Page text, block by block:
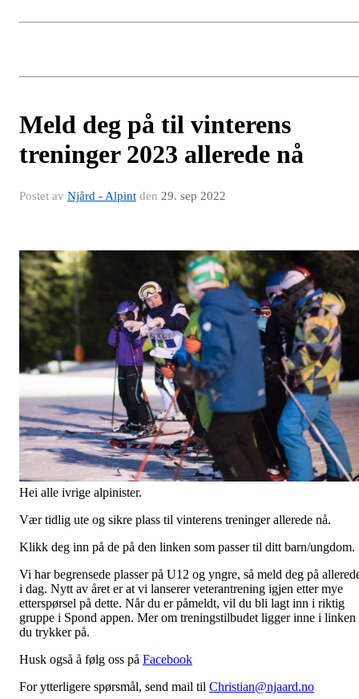
Meld deg på til vinterens
treninger 2023 allerede nå
Postet av Njård - Alpint den 29. sep 2022
Hei alle ivrige alpinister.
Vær tidlig ute og sikre plass til vinterens treninger allerede nå.
Klikk deg inn på de på den linken som passer til ditt barn/ungdom.
Vi har begrensede plasser på U12 og yngre, så meld deg på
i dag. Nytt av året er at vi lanserer veterantrening igjen etter mye
etterspørsel på dette. Når du er påmeldt, vil du bli lagt inn i riktig
gruppe i Spond appen. Mer om treningstilbudet ligger inne i linken
du trykker på.
Husk også å følg oss på Facebook
For ytterligere spørsmål, send mail til Christian@njaard.no